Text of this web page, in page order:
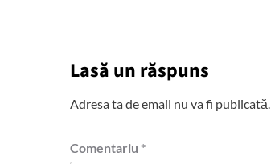
Lasă un răspuns
Adresa ta de email nu va fi publicată.
Comentariu *